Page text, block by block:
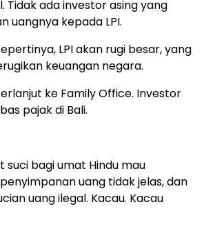
Tidak ada investor asing yang
uangnya kepada LPI.
LPI akan rugi besar, yang
keuangan negara.
ke Family Office. Investor
pajak di Bali.
suci bagi umat Hindu mau
uang tidak jelas, dan
uang ilegal. Kacau. Kacau